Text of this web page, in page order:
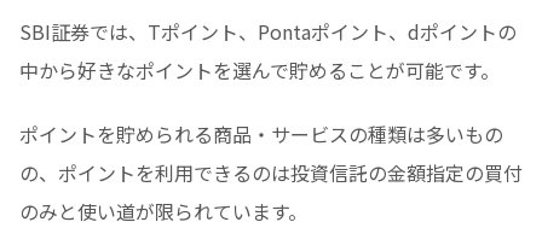
SBI証券では、Tポイント、Pontaポイント、dポイントの
中から好きなポイントを選んで貯めることが可能です。
ポイントを貯められる商品・サービスの種類は多いもの
の、ポイントを利用できるのは投資信託の金額指定の買付
のみと使い道が限られています。